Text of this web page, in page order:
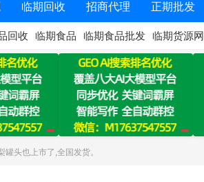
临期回收 招商代理 正期批发
回收 临期食品 临期食品批发 临期货源网
罐头也上市了,全国发货。